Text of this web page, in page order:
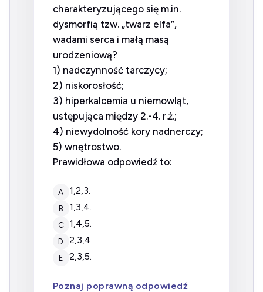
charakteryzującego się m.in.
dysmorfią tzw. „twarz elfa”,
wadami serca i małą masą
urodzeniową?
1) nadczynność tarczycy;
2) niskorosłość;
3) hiperkalcemia u niemowląt,
ustępująca między 2.-4. r.ż.;
4) niewydolność kory nadnerczy;
5) wnętrostwo.
Prawidłowa odpowiedź to:
A 1,2,3.
B 1,3,4.
C 1,4,5.
D 2,3,4.
E 2,3,5.
Poznaj poprawną odpowiedź